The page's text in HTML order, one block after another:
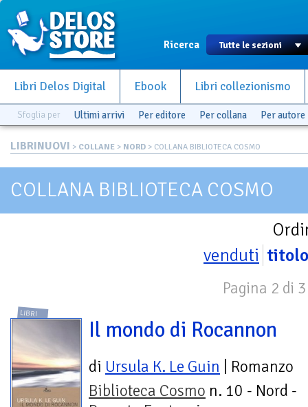
Ricerca
Libri Delos Digital Ebook Libri collezionismo
Sfoglia per Ultimi arrivi Per editore Per collana Per autore
LIBRINUOVI > COLLANE > NORD > COLLANA BIBLIOTECA COSMO
COLLANA BIBLIOTECA COSMO
venduti titolo
Pagina 2 di 3
LIBRI
Il mondo di Rocannon
di Ursula K. Le Guin | Romanzo
Biblioteca Cosmo n. 10 - Nord -